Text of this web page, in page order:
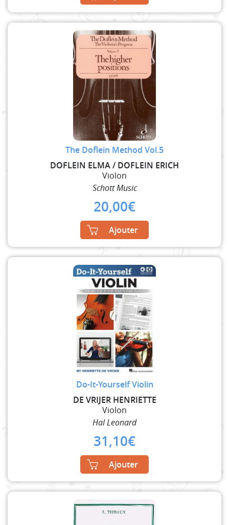
The Doflein Method Vol.5
DOFLEIN ELMA / DOFLEIN ERICH
Violon
Schott Music
20,00€
Ajouter
Do-It-Yourself Violin
DE VRIJER HENRIETTE
Violon
Hal Leonard
31,10€
Ajouter